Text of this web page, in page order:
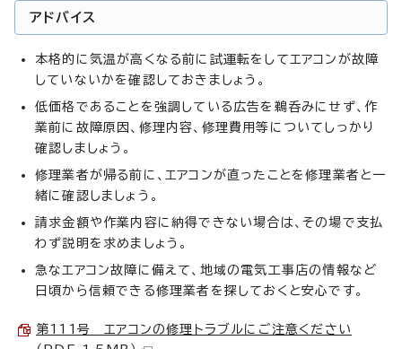
アドバイス
本格的に気温が高くなる前に試運転をしてエアコンが故障
していないかを確認しておきましょう。
低価格であることを強調している広告を鵜呑みにせず、作
業前に故障原因、修理内容、修理費用等についてしっかり
確認しましょう。
修理業者が帰る前に、エアコンが直ったことを修理業者と一
緒に確認しましょう。
請求金額や作業内容に納得できない場合は、その場で支払
わず説明を求めましょう。
急なエアコン故障に備えて、地域の電気工事店の情報など
日頃から信頼できる修理業者を探しておくと安心です。
第111号 エアコンの修理トラブルにご注意ください